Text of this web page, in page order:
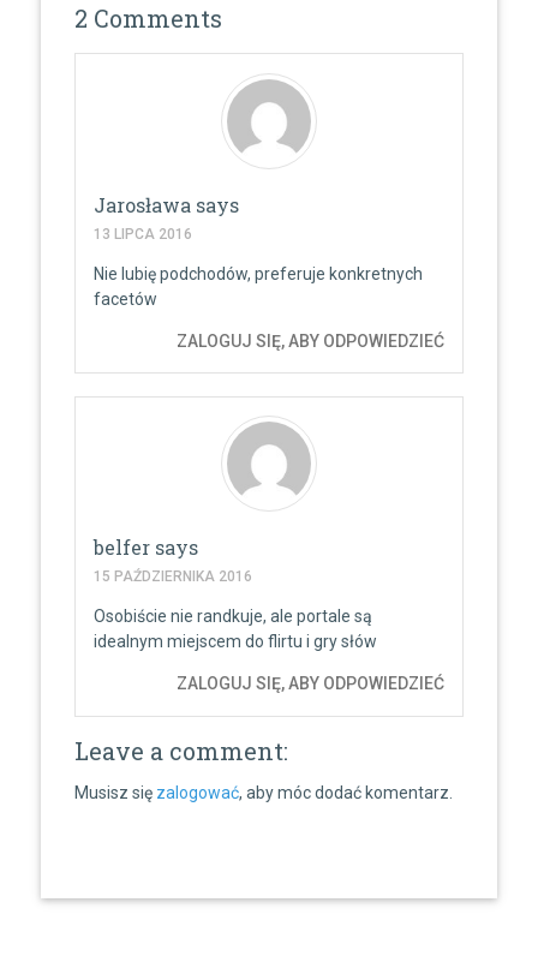
2 Comments
Jarosława says
13 LIPCA 2016
Nie lubię podchodów, preferuje konkretnych
facetów
ZALOGUJ SIĘ, ABY ODPOWIEDZIEĆ
belfer says
15 PAŹDZIERNIKA 2016
Osobiście nie randkuje, ale portale są
idealnym miejscem do flirtu i gry słów
ZALOGUJ SIĘ, ABY ODPOWIEDZIEĆ
Leave a comment:
Musisz się zalogować, aby móc dodać komentarz.